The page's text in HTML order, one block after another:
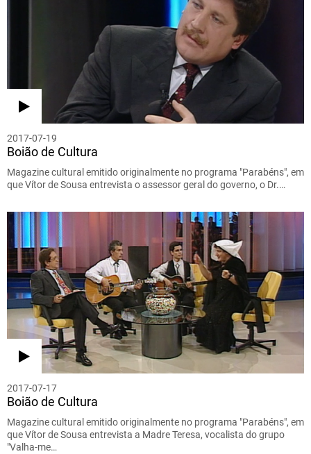
2017-07-19
Boião de Cultura
Magazine cultural emitido originalmente no programa "Parabéns", em
que Vítor de Sousa entrevista o assessor geral do governo, o Dr.…
2017-07-17
Boião de Cultura
Magazine cultural emitido originalmente no programa "Parabéns", em
que Vítor de Sousa entrevista a Madre Teresa, vocalista do grupo
"Valha-me…